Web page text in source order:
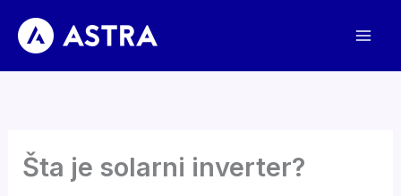
sadržaj
Šta je solarni inverter?